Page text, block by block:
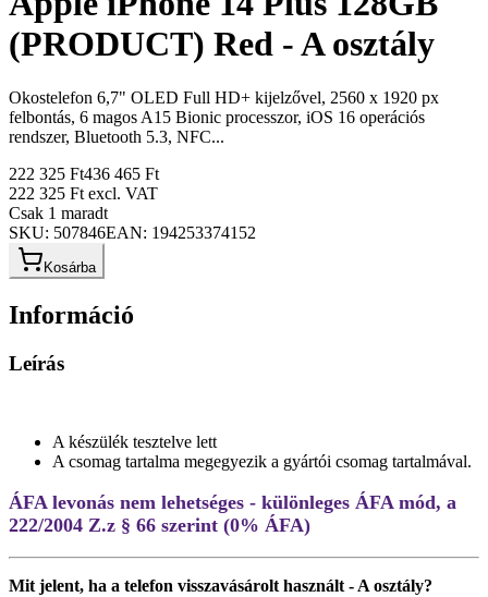
(PRODUCT) Red - A osztály
Okostelefon 6,7" OLED Full HD+ kijelzővel, 2560 x 1920 px
felbontás, 6 magos A15 Bionic processzor, iOS 16 operációs
rendszer, Bluetooth 5.3, NFC...
222 325 Ft436 465 Ft
222 325 Ft excl. VAT
Csak 1 maradt
SKU: 507846EAN: 194253374152
Kosárba
Információ
Leírás
A készülék tesztelve lett
A csomag tartalma megegyezik a gyártói csomag tartalmával.
ÁFA levonás nem lehetséges - különleges ÁFA mód, a
222/2004 Z.z § 66 szerint (0% ÁFA)
Mit jelent, ha a telefon visszavásárolt használt - A osztály?